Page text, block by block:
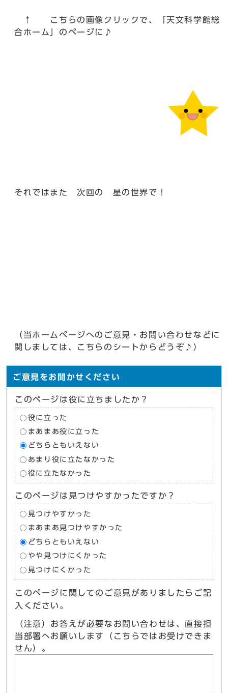
↑ こちらの画像クリックで、「天文科学館総
合ホーム」のページに♪
それではまた 次回の 星の世界で！
（当ホームページへのご意見・お問い合わせなどに
関しましては、こちらのシートからどうぞ♪）
ご意見をお聞かせください
このページは役に立ちましたか？
役に立った
まあまあ役に立った
どちらともいえない
あまり役に立たなかった
役に立たなかった
このページは見つけやすかったですか？
見つけやすかった
まあまあ見つけやすかった
どちらともいえない
やや見つけにくかった
見つけにくかった
このページに関してのご意見がありましたらご記
入ください。
（注意）お答えが必要なお問い合わせは、直接担
当部署へお願いします（こちらではお受けできま
せん）。